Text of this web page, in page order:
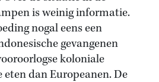
is weinig informatie.
nogal eens een
gevangenen
koloniale
dan Europeanen. De